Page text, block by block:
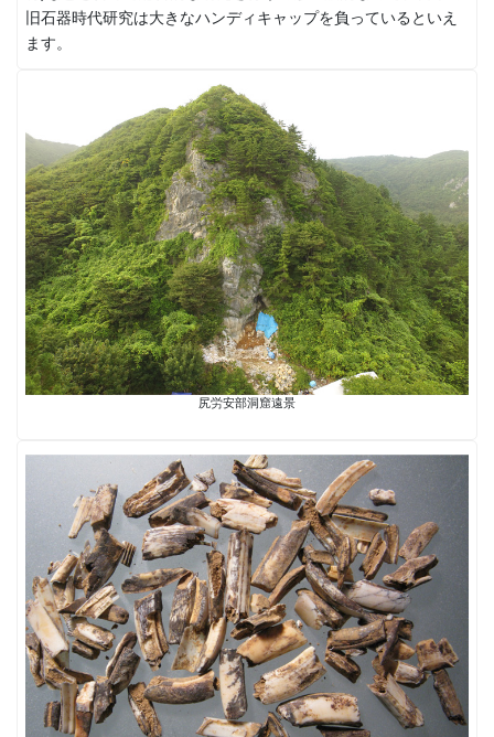
旧石器時代研究は大きなハンディキャップを負っているといえ
ます。
尻労安部洞窟遠景